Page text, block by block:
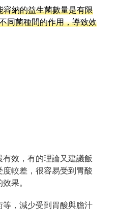
容納的益生菌數量是有限
同菌種間的作用，導致效
效，有的理論又建議飯
較差，很容易受到胃酸
果。
，減少受到胃酸與膽汁